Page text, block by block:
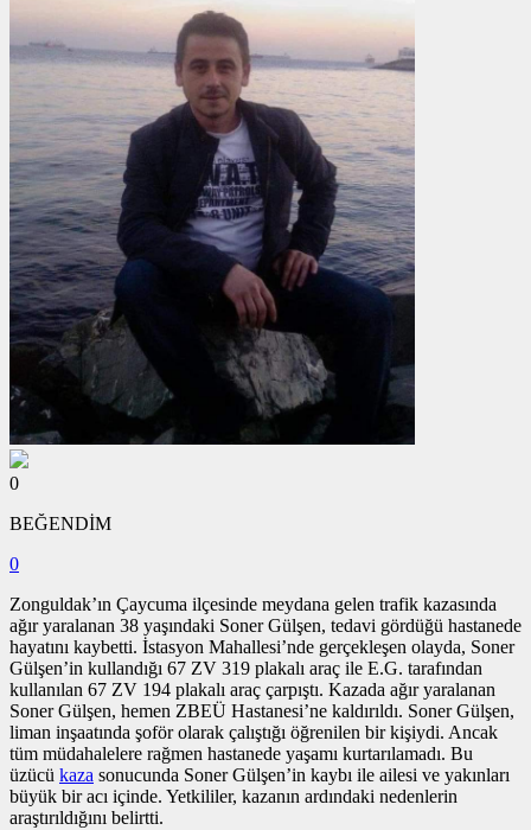
0
BEĞENDİM
0
Zonguldak’ın Çaycuma ilçesinde meydana gelen trafik kazasında
ağır yaralanan 38 yaşındaki Soner Gülşen, tedavi gördüğü hastanede
hayatını kaybetti. İstasyon Mahallesi’nde gerçekleşen olayda, Soner
Gülşen’in kullandığı 67 ZV 319 plakalı araç ile E.G. tarafından
kullanılan 67 ZV 194 plakalı araç çarpıştı. Kazada ağır yaralanan
Soner Gülşen, hemen ZBEÜ Hastanesi’ne kaldırıldı. Soner Gülşen,
liman inşaatında şoför olarak çalıştığı öğrenilen bir kişiydi. Ancak
tüm müdahalelere rağmen hastanede yaşamı kurtarılamadı. Bu
üzücü kaza sonucunda Soner Gülşen’in kaybı ile ailesi ve yakınları
büyük bir acı içinde. Yetkililer, kazanın ardındaki nedenlerin
araştırıldığını belirtti.